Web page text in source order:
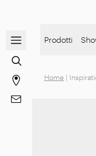
Apri/chiudi il menu di
Vai alla ricerca dei
Vai alla pagina degli
Vai a Contatti
Prodotti
Home |